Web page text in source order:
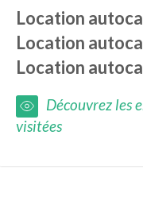
Location
Location
Location
Découvrez les
visitées